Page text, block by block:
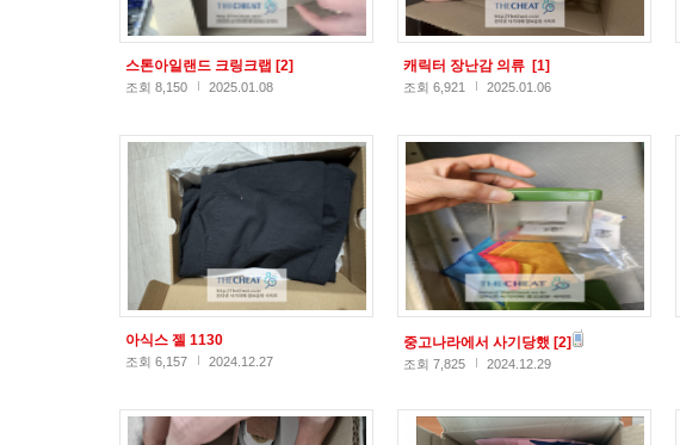
스톤아일랜드 크링크랩 [2]
조회 8,150 2025.01.08
캐릭터 장난감 의류 [1]
조회 6,921 2025.01.06
아식스 젤 1130
조회 6,157 2024.12.27
중고나라에서 사기당했 [2]
조회 7,825 2024.12.29